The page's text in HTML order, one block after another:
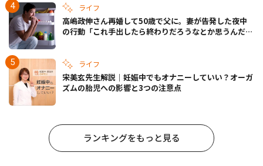
ライフ
高嶋政伸さん再婚して50歳で父に。妻が告発した夜中
の行動「これ手出したら終わりだろうなとか思うんだけ
ライフ
宋美玄先生解説｜妊娠中でもオナニーしていい？オーガ
ズムの胎児への影響と3つの注意点
ランキングをもっと見る